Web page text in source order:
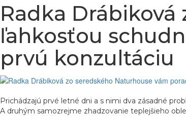
Radka
ľahkosťou
prvú konzultáciu
Prichádzajú prvé letné dni a s nimi dva zásadné
A druhým samozrejme zhadzovanie teplejšieho